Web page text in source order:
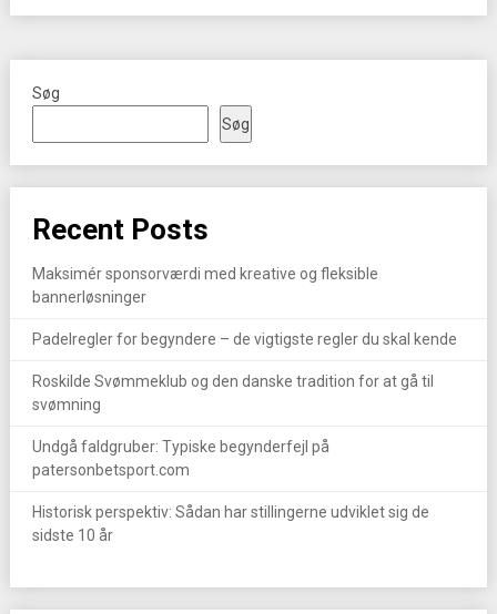
Søg
Søg
Recent Posts
Maksimér sponsorværdi med kreative og fleksible
bannerløsninger
Padelregler for begyndere – de vigtigste regler du skal kende
Roskilde Svømmeklub og den danske tradition for at gå til
svømning
Undgå faldgruber: Typiske begynderfejl på
patersonbetsport.com
Historisk perspektiv: Sådan har stillingerne udviklet sig de
sidste 10 år